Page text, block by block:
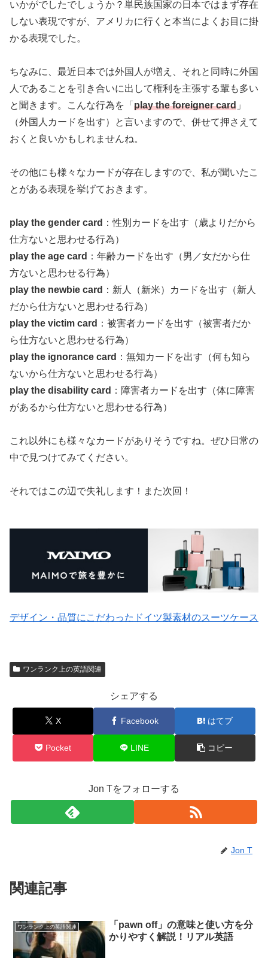
いかがでしたでしょうか？単民族国家の日本ではまず存在
しない表現ですが、アメリカに行くと本当によくお目に掛
かる表現でした。
ちなみに、最近日本では外国人が増え、それと同時に外国
人であることを引き合いに出して権利を主張する輩も多い
と聞きます。こんな行為を「 play the foreigner card 」
（外国人カードを出す）と言いますので、併せて押さえて
おくと良いかもしれませんね。
その他にも様々なカードが存在しますので、私が聞いたこ
とがある表現を挙げておきます。
play the gender card ：性別カードを出す（歳よりだから
仕方ないと思わせる行為）
play the age card ：年齢カードを出す（男／女だから仕
方ないと思わせる行為）
play the newbie card ：新人（新米）カードを出す（新人
だから仕方ないと思わせる行為）
play the victim card ：被害者カードを出す（被害者だか
ら仕方ないと思わせる行為）
play the ignorance card ：無知カードを出す（何も知ら
ないから仕方ないと思わせる行為）
play the disability card ：障害者カードを出す（体に障害
があるから仕方ないと思わせる行為）
これ以外にも様々なカードがありそうですね。ぜひ日常の
中で見つけてみてください。
それではこの辺で失礼します！また次回！
デザイン・品質にこだわったドイツ製素材のスーツケース
ワンランク上の英語関連
シェアする
X Facebook はてブ
Pocket LINE コピー
Jon Tをフォローする
Jon T
関連記事
ワンランク上の英語関連
「pawn off」の意味と使い方を分
かりやすく解説！リアル英語